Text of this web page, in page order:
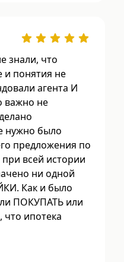
знали, что
и понятия не
агента И
важно не
нужно было
предложения по
всей истории
ни одной
Как и было
ПОКУПАТЬ или
ипотека